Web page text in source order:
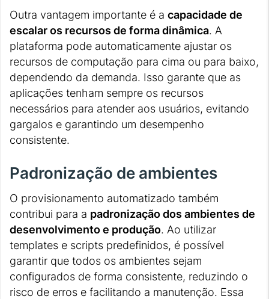
Outra vantagem importante é a capacidade de
escalar os recursos de forma dinâmica. A
plataforma pode automaticamente ajustar os
recursos de computação para cima ou para baixo,
dependendo da demanda. Isso garante que as
aplicações tenham sempre os recursos
necessários para atender aos usuários, evitando
gargalos e garantindo um desempenho
consistente.
Padronização de ambientes
O provisionamento automatizado também
contribui para a padronização dos ambientes de
desenvolvimento e produção. Ao utilizar
templates e scripts predefinidos, é possível
garantir que todos os ambientes sejam
configurados de forma consistente, reduzindo o
risco de erros e facilitando a manutenção. Essa